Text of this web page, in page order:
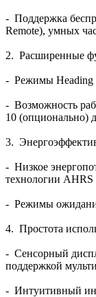
- Поддержка
Remote), умных
2. Расширенные
- Режимы Heading
- Возможность
10 (опционально)
3.
- Низкое
технологии AHRS
- Режимы
4. Простота
- Сенсорный
поддержкой
- Интуитивный